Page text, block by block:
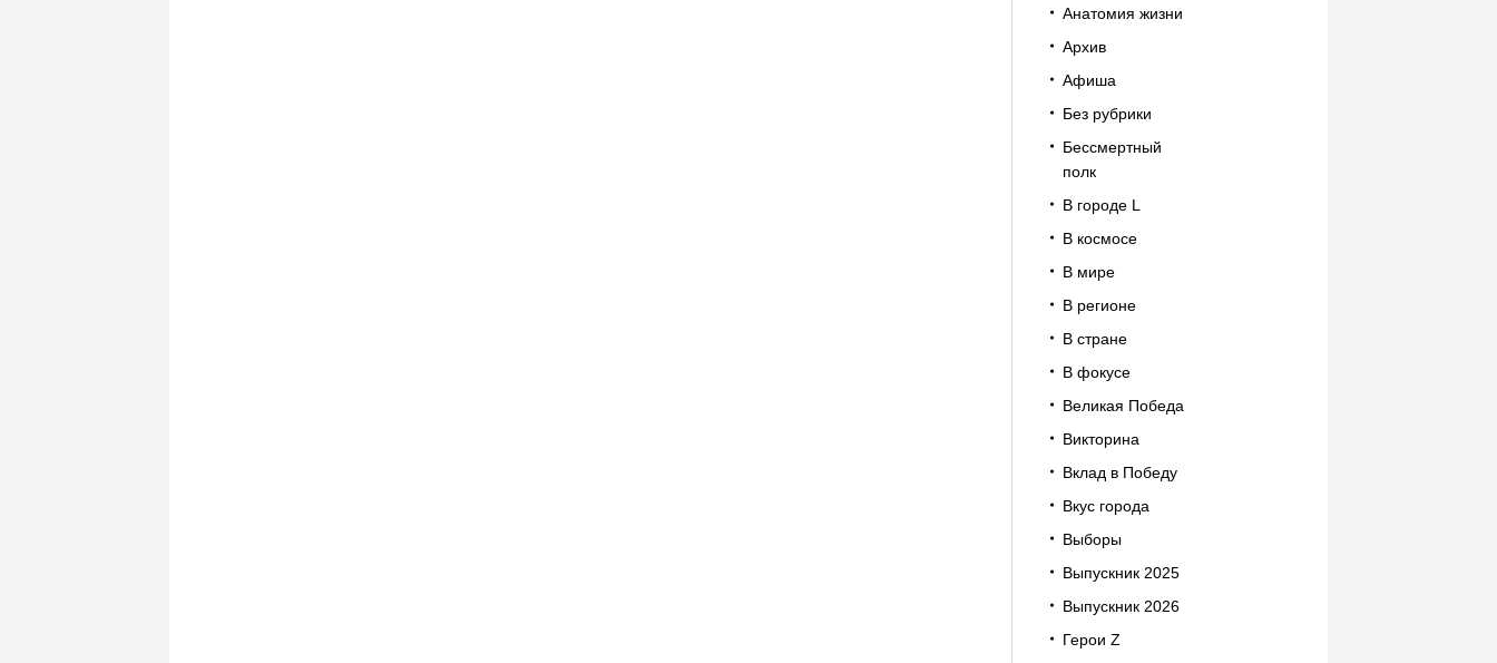
Анатомия жизни
Архив
Афиша
Без рубрики
Бессмертный
полк
В городе L
В космосе
В мире
В регионе
В стране
В фокусе
Великая Победа
Викторина
Вклад в Победу
Вкус города
Выборы
Выпускник 2025
Выпускник 2026
Герои Z